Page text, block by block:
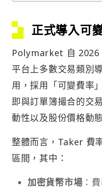
正式導入可
Polymarket 自 2026
平台上多數交易類別
用，採用「可變費率
即與訂單簿撮合的交
動性以及股份價格動
整體而言，Taker 費
區間，其中：
加密貨幣市場 ：